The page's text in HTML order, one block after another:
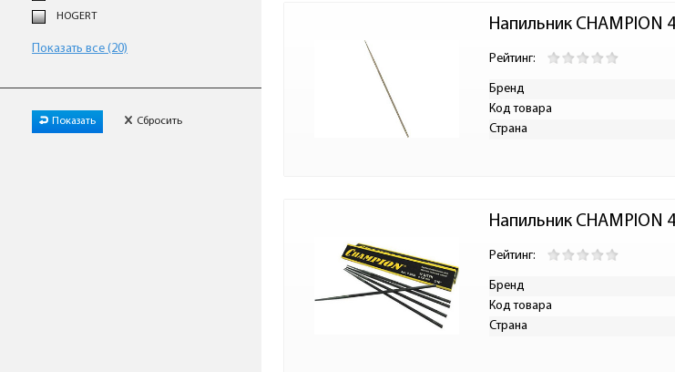
HOGERT
Показать все (20)
Показать Сбросить
Напильник CHAMPION
Рейтинг:
Бренд
Код товара
Страна
Напильник CHAMPION
Рейтинг:
Бренд
Код товара
Страна